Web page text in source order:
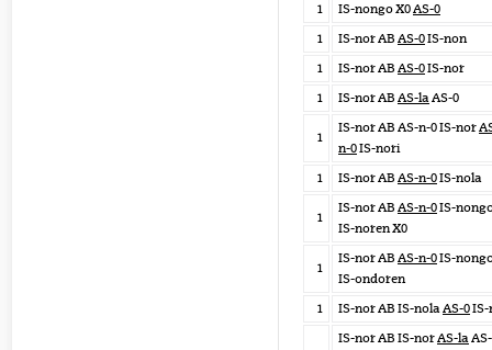
1
IS-nongo X0AS-0
1
IS-nor AB AS-0IS-non
1
IS-nor AB AS-0IS-nor
1
IS-nor AB AS-laAS-0
1
IS-nor AB AS-n-0 IS-nor
n-0IS-nori
1
IS-nor AB AS-n-0IS-nola
1
IS-nor AB AS-n-0IS-
IS-noren X0
1
IS-nor AB AS-n-0IS-
IS-ondoren
1
IS-nor AB IS-nolaAS-0
IS-nor AB IS-norAS-la